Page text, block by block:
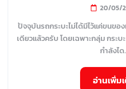
20/05/
ปัจจุบันรถกระบะไม่ได้มีไว้แค่ขนข
เดียวแล้วครับ โดยเฉพาะกลุ่ม กระ
กำลังได
อ่านเพิ่ม